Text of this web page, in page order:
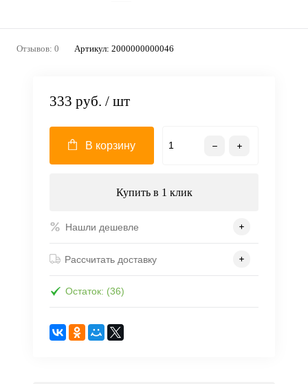
Отзывов: 0 Артикул: 2000000000046
333 руб. / шт
В корзину
Купить в 1 клик
Нашли дешевле
Рассчитать доставку
Остаток: (36)